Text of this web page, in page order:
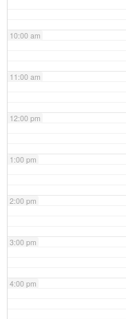
10:00 am
11:00 am
12:00 pm
1:00 pm
2:00 pm
3:00 pm
4:00 pm